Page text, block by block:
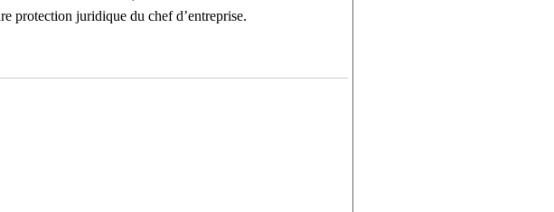
protection juridique du chef d’entreprise.